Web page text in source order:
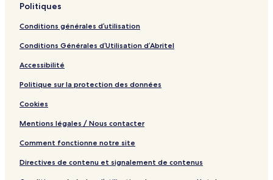
Politiques
Conditions générales d’utilisation
Conditions Générales d’Utilisation d’Abritel
Accessibilité
Politique sur la protection des données
Cookies
Mentions légales / Nous contacter
Comment fonctionne notre site
Directives de contenu et signalement de contenus